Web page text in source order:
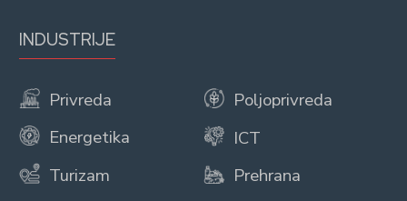
INDUSTRIJE
Privreda
Energetika
Turizam
Poljoprivreda
ICT
Prehrana